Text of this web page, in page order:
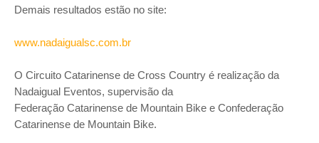
Demais resultados estão no site:
www.nadaigualsc.com.br
O Circuito Catarinense de Cross Country é realização da
Nadaigual Eventos, supervisão da
Federação Catarinense de Mountain Bike e Confederação
Catarinense de Mountain Bike.